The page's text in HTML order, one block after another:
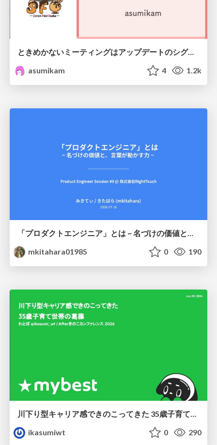
ときめかないミーティングはアップデートのシグナル #scrumosaka
asumikam
4 1.2k
mkitahara01985
0 190
川下り型キャリア感できのこってきた 35歳子育て世帯の葛藤
ikasumiwt
0 290